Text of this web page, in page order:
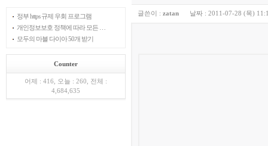
정부 https 규제 우회 프로그램
개인정보보호 정책에 따라 모든 …
모두의 마블 다이아 50개 받기
Counter
어제 : 416, 오늘 : 260, 전체 :
4,684,635
글쓴이 : zatan 날짜 : 2011-07-28 (목)